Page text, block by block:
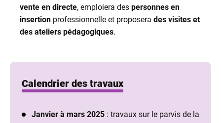
vente en directe, emploiera des personnes en
insertion professionnelle et proposera des visites et
des ateliers pédagogiques.
Calendrier des travaux
Janvier à mars 2025 : travaux sur le parvis de la